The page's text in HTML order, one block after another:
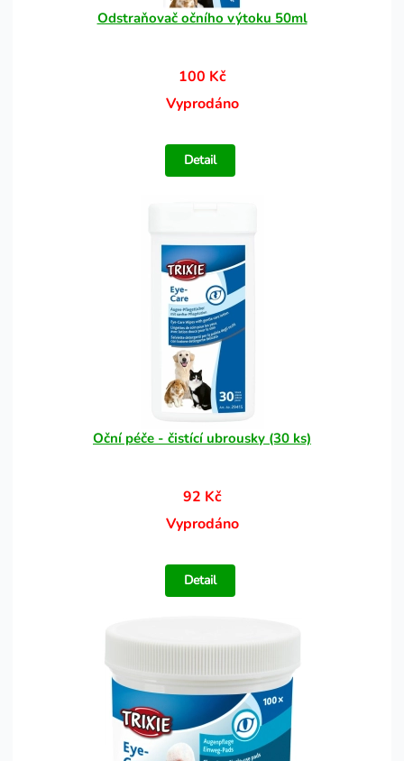
Odstraňovač očního výtoku 50ml
100 Kč
Vyprodáno
Detail
Oční péče - čistící ubrousky (30 ks)
92 Kč
Vyprodáno
Detail